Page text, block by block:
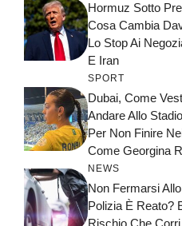
Hormuz Sotto
Cosa Cambia
Lo Stop Ai
E Iran
SPORT
Dubai, Come
Andare Allo
Per Non Finire
Come Georgina
NEWS
Non Fermarsi
Polizia È Reato?